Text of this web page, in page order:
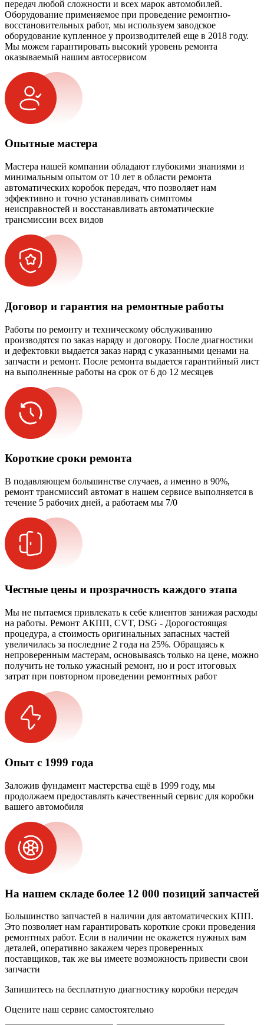
передач любой сложности и всех марок автомобилей.
Оборудование применяемое при проведение ремонтно-
восстановительных работ, мы используем заводское
оборудование купленное у производителей еще в 2018 году.
Мы можем гарантировать высокий уровень ремонта
оказываемый нашим автосервисом
Опытные мастера
Мастера нашей компании обладают глубокими знаниями и
минимальным опытом от 10 лет в области ремонта
автоматических коробок передач, что позволяет нам
эффективно и точно устанавливать симптомы
неисправностей и восстанавливать автоматические
трансмиссии всех видов
Договор и гарантия на ремонтные работы
Работы по ремонту и техническому обслуживанию
производятся по заказ наряду и договору. После диагностики
и дефектовки выдается заказ наряд с указанными ценами на
запчасти и ремонт. После ремонта выдается гарантийный лист
на выполненные работы на срок от 6 до 12 месяцев
Короткие сроки ремонта
В подавляющем большинстве случаев, а именно в 90%,
ремонт трансмиссий автомат в нашем сервисе выполняется в
течение 5 рабочих дней, а работаем мы 7/0
Честные цены и прозрачность каждого этапа
Мы не пытаемся привлекать к себе клиентов занижая расходы
на работы. Ремонт АКПП, CVT, DSG - Дорогостоящая
процедура, а стоимость оригинальных запасных частей
увеличилась за последние 2 года на 25%. Обращаясь к
непроверенным мастерам, основываясь только на цене, можно
получить не только ужасный ремонт, но и рост итоговых
затрат при повторном проведении ремонтных работ
Опыт с 1999 года
Заложив фундамент мастерства ещё в 1999 году, мы
продолжаем предоставлять качественный сервис для коробки
вашего автомобиля
На нашем складе более 12 000 позиций запчастей
Большинство запчастей в наличии для автоматических КПП.
Это позволяет нам гарантировать короткие сроки проведения
ремонтных работ. Если в наличии не окажется нужных вам
деталей, оперативно закажем через проверенных
поставщиков, так же вы имеете возможность привести свои
запчасти
Запишитесь на бесплатную диагностику коробки передач
Оцените наш сервис самостоятельно